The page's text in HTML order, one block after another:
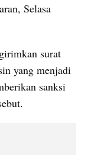
Selasa
surat
yang menjadi
sanksi